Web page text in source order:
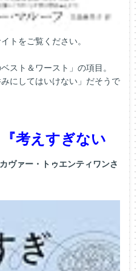
トをご覧ください。
スト＆ワースト」の項目。
にしてはいけない」だそうで
『考えすぎない
ヴァー・トゥエンティワンさ